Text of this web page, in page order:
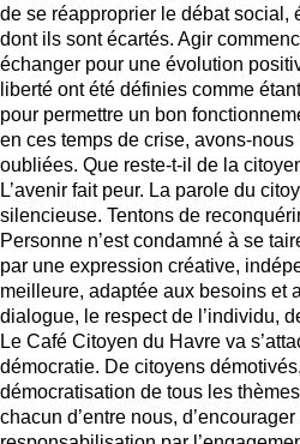
de se réapproprier le débat social,
dont ils sont écartés. Agir
échanger pour une évolution
liberté ont été définies comme
pour permettre un bon
en ces temps de crise, avons-
oubliées. Que reste-t-il de la
L’avenir fait peur. La parole du
silencieuse. Tentons de
Personne n’est condamné à se
par une expression créative,
meilleure, adaptée aux besoins et
dialogue, le respect de l’individu,
Le Café Citoyen du Havre va
démocratie. De citoyens
démocratisation de tous les
chacun d’entre nous,